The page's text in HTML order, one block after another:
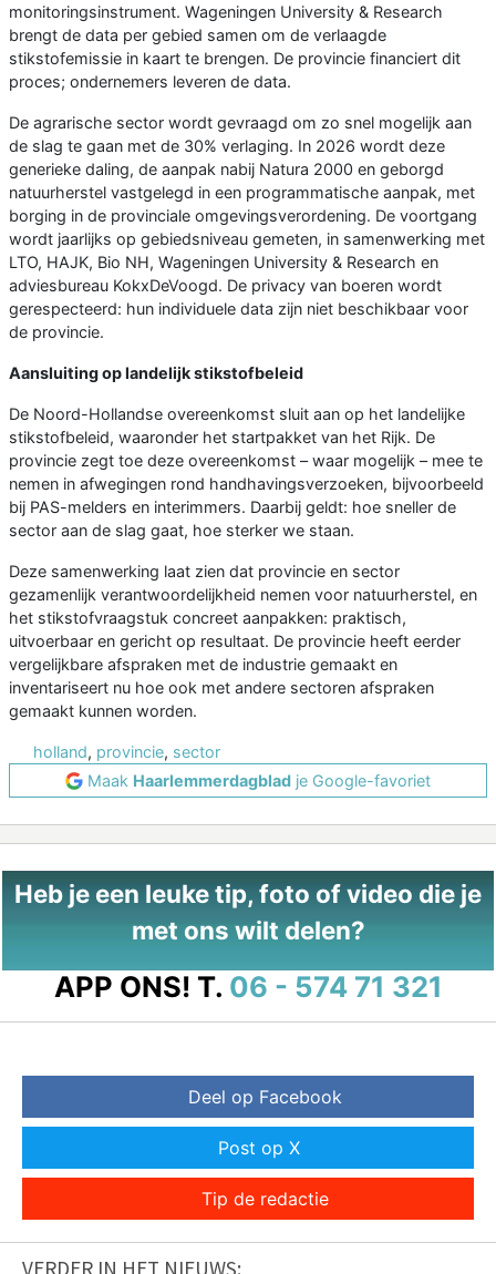
monitoringsinstrument. Wageningen University & Research
brengt de data per gebied samen om de verlaagde
stikstofemissie in kaart te brengen. De provincie financiert dit
proces; ondernemers leveren de data.
De agrarische sector wordt gevraagd om zo snel mogelijk aan
de slag te gaan met de 30% verlaging. In 2026 wordt deze
generieke daling, de aanpak nabij Natura 2000 en geborgd
natuurherstel vastgelegd in een programmatische aanpak, met
borging in de provinciale omgevingsverordening. De voortgang
wordt jaarlijks op gebiedsniveau gemeten, in samenwerking met
LTO, HAJK, Bio NH, Wageningen University & Research en
adviesbureau KokxDeVoogd. De privacy van boeren wordt
gerespecteerd: hun individuele data zijn niet beschikbaar voor
de provincie.
Aansluiting op landelijk stikstofbeleid
De Noord-Hollandse overeenkomst sluit aan op het landelijke
stikstofbeleid, waaronder het startpakket van het Rijk. De
provincie zegt toe deze overeenkomst – waar mogelijk – mee te
nemen in afwegingen rond handhavingsverzoeken, bijvoorbeeld
bij PAS-melders en interimmers. Daarbij geldt: hoe sneller de
sector aan de slag gaat, hoe sterker we staan.
Deze samenwerking laat zien dat provincie en sector
gezamenlijk verantwoordelijkheid nemen voor natuurherstel, en
het stikstofvraagstuk concreet aanpakken: praktisch,
uitvoerbaar en gericht op resultaat. De provincie heeft eerder
vergelijkbare afspraken met de industrie gemaakt en
inventariseert nu hoe ook met andere sectoren afspraken
gemaakt kunnen worden.
holland, provincie, sector
Maak Haarlemmerdagblad je Google-favoriet
Heb je een leuke tip, foto of video die je
met ons wilt delen?
APP ONS! T. 06 - 574 71 321
Deel op Facebook
Post op X
Tip de redactie
VERDER IN HET NIEUWS: